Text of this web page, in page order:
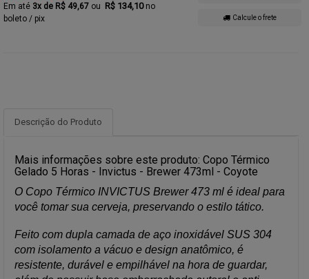
3x de R$ 49,67 R$ 134,10 no
boleto / pix
Calcule o frete
Descrição do Produto
Mais informações sobre este produto: Copo Térmico
Gelado 5 Horas - Invictus - Brewer 473ml - Coyote
O Copo Térmico INVICTUS Brewer 473 ml é ideal para
você tomar sua cerveja, preservando o estilo tático.
Feito com dupla camada de aço inoxidável SUS 304
com isolamento a vácuo e design anatômico, é
resistente, durável e empilhável na hora de guardar,